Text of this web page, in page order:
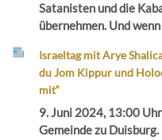
Satanisten und die
übernehmen. Und
Israeltag mit Arye
du Jom Kippur und
mit“
9. Juni 2024, 13:00
Gemeinde zu Duisburg.